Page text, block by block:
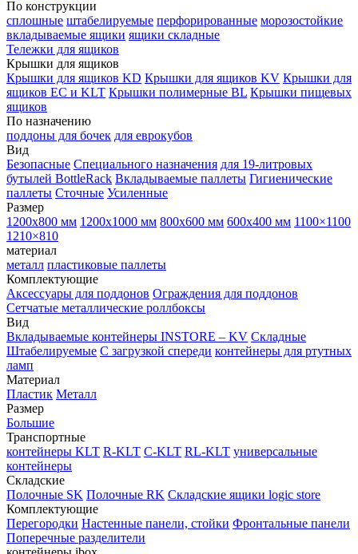
По конструкции
сплошные штабелируемые перфорированные морозостойкие
вкладываемые ящики ящики складные
Тележки для ящиков
Крышки для ящиков
Крышки для ящиков KD Крышки для ящиков KV Крышки для
ящиков EC и KLT Крышки полимерные BL Крышки пищевых
ящиков
По назначению
поддоны для бочек для еврокубов
Вид
Безопасные Специального назначения для 19-литровых
бутылей BottleRack Вкладываемые паллеты Гигиенические
паллеты Сточные Усиленные
Размер
1200х800 мм 1200х1000 мм 800х600 мм 600х400 мм 1100×1100
1210×810
материал
металл пластиковые паллеты
Комплектующие
Аксессуары для поддонов Ограждения для поддонов
Сетчатые металлические роллбоксы
Вид
Вкладываемые контейнеры INSTORE – KV Складные
Штабелируемые С загрузкой спереди контейнеры для ртутных
ламп
Материал
Пластик Металл
Размер
Большие
Транспортные
контейнеры KLT R-KLT C-KLT RL-KLT универсальные
контейнеры
Складские
Полочные SK Полочные RK Складские ящики logic store
Комплектующие
Перегородки Настенные панели, стойки Фронтальные панели
Поперечные разделители